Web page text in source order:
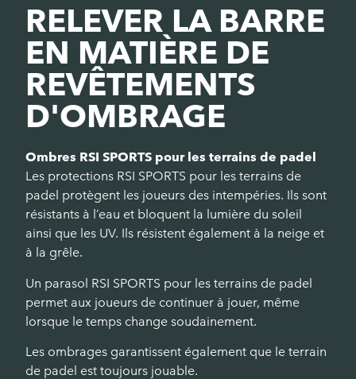
RELEVER LA BARRE
EN MATIÈRE DE
REVÊTEMENTS
D'OMBRAGE
Ombres RSI SPORTS pour les terrains de padel
Les protections RSI SPORTS pour les terrains de
padel protègent les joueurs des intempéries. Ils sont
résistants à l’eau et bloquent la lumière du soleil
ainsi que les UV. Ils résistent également à la neige et
à la grêle.
Un parasol RSI SPORTS pour les terrains de padel
permet aux joueurs de continuer à jouer, même
lorsque le temps change soudainement.
Les ombrages garantissent également que le terrain
de padel est toujours jouable.